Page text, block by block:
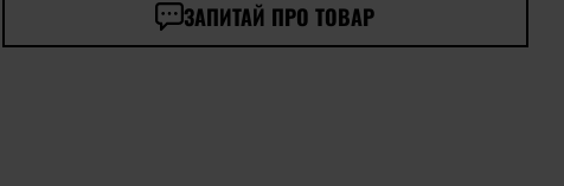
ЗАПИТАЙ ПРО ТОВАР